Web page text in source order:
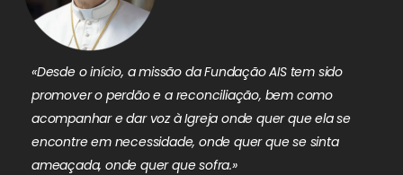
«Desde o início, a missão da Fundação AIS tem sido
promover o perdão e a reconciliação, bem como
acompanhar e dar voz à Igreja onde quer que ela se
encontre em necessidade, onde quer que se sinta
ameaçada, onde quer que sofra.»